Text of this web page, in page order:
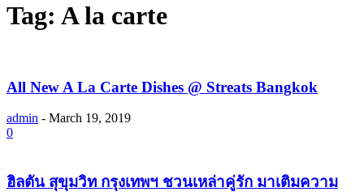
Tag: A la carte
All New A La Carte Dishes @ Streats Bangkok
admin - March 19, 2019
0
ฮิลตัน สุขุมวิท กรุงเทพฯ ชวนเหล่าคู่รัก มาเติมความ